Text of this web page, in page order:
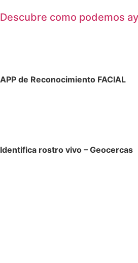
Descubre como podemos
APP de Reconocimiento FACIAL
Identifica rostro vivo – Geocercas